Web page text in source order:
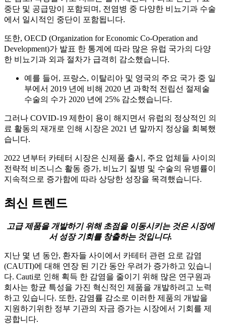
중단 및 공급망이 포함되며, 전염병 중 다양한 비뇨기과 수술
에서 일시적인 중단이 포함됩니다.
또한, OECD (Organization for Economic Co-Operation and
Development)가 발표 한 통계에 따라 많은 유럽 국가의 다양
한 비뇨기과 외과 절차가 급격히 감소했습니다.
예를 들어, 프랑스, ​​이탈리아 및 영국의 주요 국가 중 일
부에서 2019 년에 비해 2020 년 과학적 전립선 절제술
수술의 수가 2020 년에 25% 감소했습니다.
그러나 COVID-19 제한이 용이 해지면서 유럽의 정상적인 의
료 활동의 재개로 인해 시장은 2021 년 말까지 정상을 회복했
습니다.
2022 년부터 카테터 시장은 신제품 출시, 주요 업체들 사이의
전략적 비즈니스 활동 증가, 비뇨기 질병 및 수술의 유병률이
지속적으로 증가함에 따라 상당한 성장을 목격했습니다.
최신 트렌드
고급 제품을 개발하기 위해 초점을 이동시키는 것은 시장에
서 성장 기회를 창출하는 것입니다.
지난 몇 년 동안, 환자들 사이에서 카테터 관련 요로 감염
(CAUTI)에 대해 연장 된 기간 동안 우려가 증가하고 있습니
다. Cauti로 인해 획득 한 감염을 줄이기 위해 많은 연구원과
회사는 항균 특성을 가진 혁신적인 제품을 개발하려고 노력
하고 있습니다. 또한, 감염률 감소로 이러한 제품의 개발을
지원하기위한 정부 기관의 자금 증가는 시장에서 기회를 제
공합니다.